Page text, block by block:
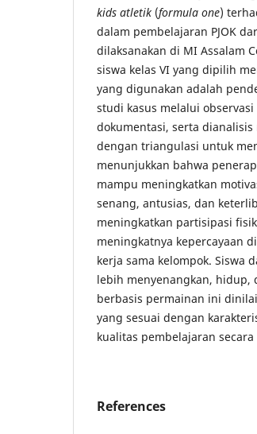
kids atletik (formula one)
dalam pembelajaran PJOK
dilaksanakan di MI Assalam
siswa kelas VI yang dipilih
yang digunakan adalah
studi kasus melalui
dokumentasi, serta
dengan triangulasi untuk
menunjukkan bahwa
mampu meningkatkan
senang, antusias, dan
meningkatkan partisipasi
meningkatnya kepercayaan
kerja sama kelompok. Siswa
lebih menyenangkan, hidup,
berbasis permainan ini
yang sesuai dengan
kualitas pembelajaran
References